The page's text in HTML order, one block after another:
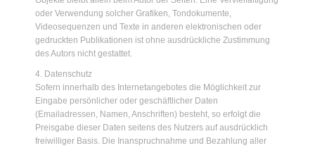
oder Verwendung solcher Grafiken, Tondokumente,
Videosequenzen und Texte in anderen elektronischen oder
gedruckten Publikationen ist ohne ausdrückliche Zustimmung
des Autors nicht gestattet.
4. Datenschutz
Sofern innerhalb des Internetangebotes die Möglichkeit zur
Eingabe persönlicher oder geschäftlicher Daten
(Emailadressen, Namen, Anschriften) besteht, so erfolgt die
Preisgabe dieser Daten seitens des Nutzers auf ausdrücklich
freiwilliger Basis. Die Inanspruchnahme und Bezahlung aller